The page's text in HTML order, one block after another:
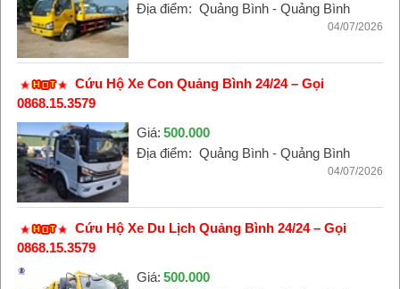
Địa điểm: Quảng Bình - Quảng Bình
04/07/2026
Cứu Hộ Xe Con Quảng Bình 24/24 – Gọi
0868.15.3579
Giá: 500.000
Địa điểm: Quảng Bình - Quảng Bình
04/07/2026
Cứu Hộ Xe Du Lịch Quảng Bình 24/24 – Gọi
0868.15.3579
Giá: 500.000